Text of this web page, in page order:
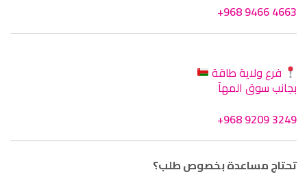
+968 9466 4663
فرع ولاية طاقة
بجانب سوق المهآ
+968 9209 3249
تحتاج مساعدة بخصوص طلب؟